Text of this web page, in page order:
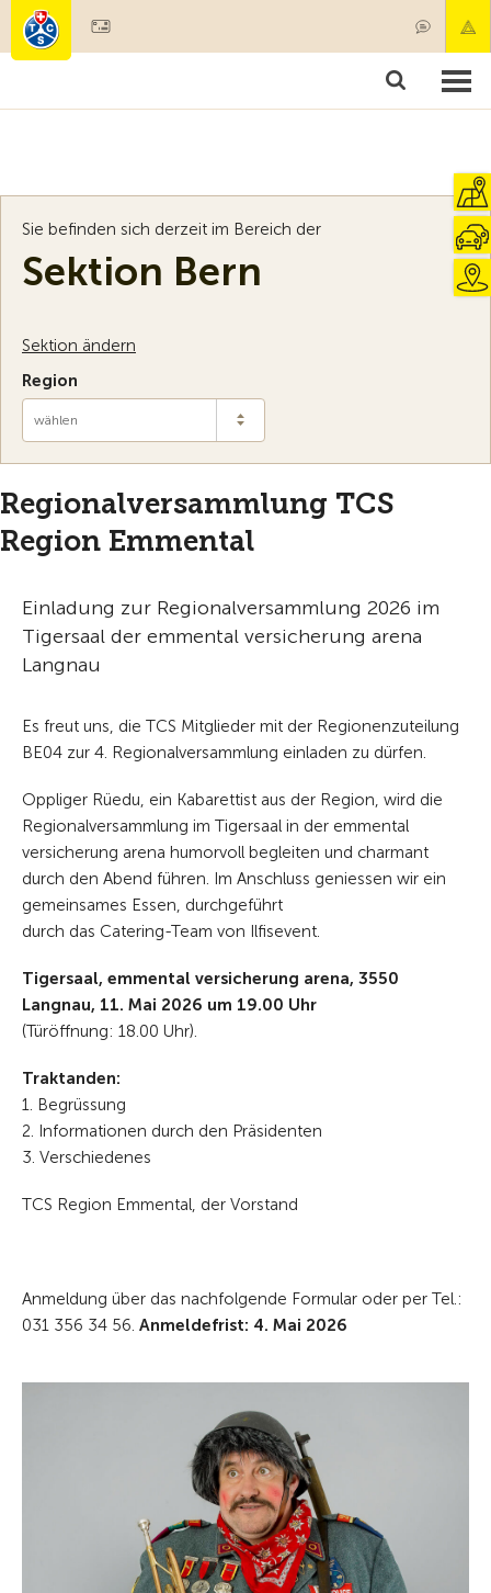
Mitgliedschaft & Leistungen
Sie befinden sich derzeit im Bereich der
Sektion Bern
Sektion ändern
Region
wählen
Regionalversammlung TCS
Region Emmental
Einladung zur Regionalversammlung 2026 im
Tigersaal der emmental versicherung arena
Langnau
Es freut uns, die TCS Mitglieder mit der Regionenzuteilung
BE04 zur 4. Regionalversammlung einladen zu dürfen.
Oppliger Rüedu, ein Kabarettist aus der Region, wird die
Regionalversammlung im Tigersaal in der emmental
versicherung arena humorvoll begleiten und charmant
durch den Abend führen. Im Anschluss geniessen wir ein
gemeinsames Essen, durchgeführt
durch das Catering-Team von Ilfisevent.
Tigersaal, emmental versicherung arena, 3550
Langnau, 11. Mai 2026 um 19.00 Uhr
(Türöffnung: 18.00 Uhr).
Traktanden:
1. Begrüssung
2. Informationen durch den Präsidenten
3. Verschiedenes
TCS Region Emmental, der Vorstand
Anmeldung über das nachfolgende Formular oder per Tel.:
031 356 34 56. Anmeldefrist: 4. Mai 2026